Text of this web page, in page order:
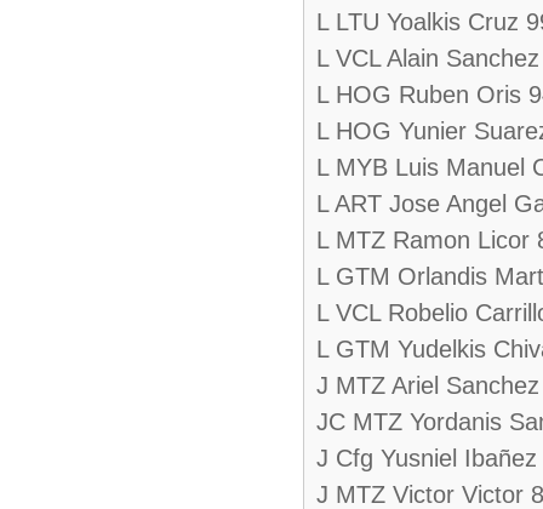
L LTU Yoalkis Cruz
L VCL Alain
L HOG Ruben Oris
L HOG Yunier
L MYB Luis Manuel
L ART Jose Angel
L MTZ Ramon Licor
L GTM Orlandis
L VCL Robelio
L GTM Yudelkis
J MTZ Ariel
JC MTZ Yordanis
J Cfg Yusniel Ibañez
J MTZ Victor Victor